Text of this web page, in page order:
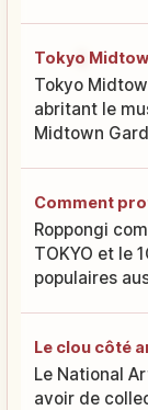
Tokyo
Tokyo
abritant le
Midtown
Comment
Roppongi
TOKYO et le
populaires
Le clou côté
Le National
avoir de